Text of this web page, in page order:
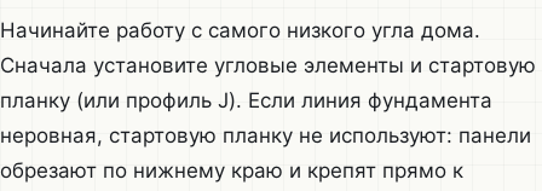
Начинайте работу с самого низкого угла дома.
Сначала установите угловые элементы и стартовую
планку (или профиль J). Если линия фундамента
неровная, стартовую планку не используют: панели
обрезают по нижнему краю и крепят прямо к